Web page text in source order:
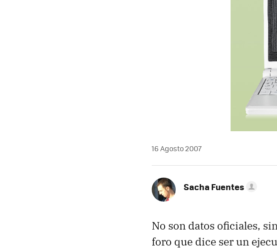
16 Agosto 2007
Sacha Fuentes
No son datos oficiales,
foro que dice ser un